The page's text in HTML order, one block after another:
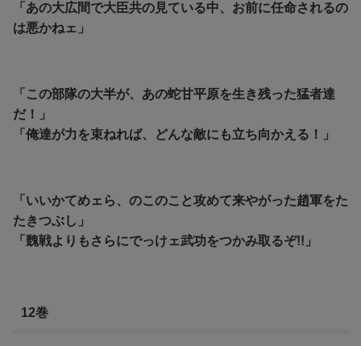
「あの大広間で大臣共の見ている中、お前に任命されるの
は悪かねェ」
「この部隊の大半が、あの蛇甘平原を生き残った猛者達
だ！」
「俺達が力を束ねれば、どんな敵にも立ち向かえる！」
「いいかてめェら、のこのこと攻めて来やがった趙軍をた
たきつぶし」
「魏戦よりもさらにでっけェ武功をつかみ取るぞ!!」
12巻